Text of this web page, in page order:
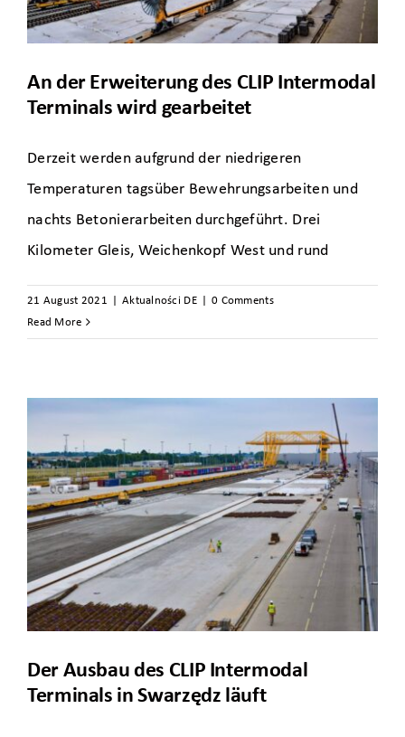
An der Erweiterung des CLIP Intermodal
Terminals wird gearbeitet
Derzeit werden aufgrund der niedrigeren
Temperaturen tagsüber Bewehrungsarbeiten und
nachts Betonierarbeiten durchgeführt. Drei
Kilometer Gleis, Weichenkopf West und rund
21 August 2021 Aktualności DE
0 Comments
Read More
Der Ausbau des CLIP Intermodal
Terminals in Swarzędz läuft